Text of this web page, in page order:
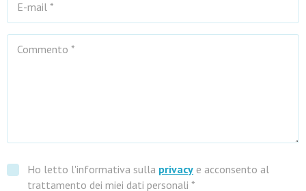
Ho letto l'informativa sulla privacy e acconsento al
trattamento dei miei dati personali *